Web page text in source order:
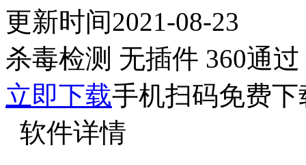
更新时间2021-08-23
杀毒检测 无插件 360通过
立即下载手机扫码免费下
软件详情